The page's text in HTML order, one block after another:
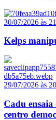
30/07/2026 às
Kelps
29/07/2026 às
Cadu
centro